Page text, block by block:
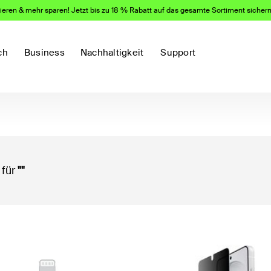
& mehr sparen! Jetzt bis zu 18 % Rabatt auf das gesamte Sortiment
Business Nachhaltigkeit Support
für""